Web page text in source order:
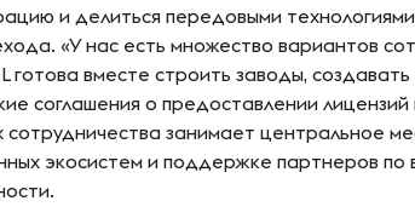
и делиться передовыми технологиями
«У нас есть множество вариантов
готова вместе строить заводы,
соглашения о предоставлении лицензий
сотрудничества занимает центральное
экосистем и поддержке партнеров по